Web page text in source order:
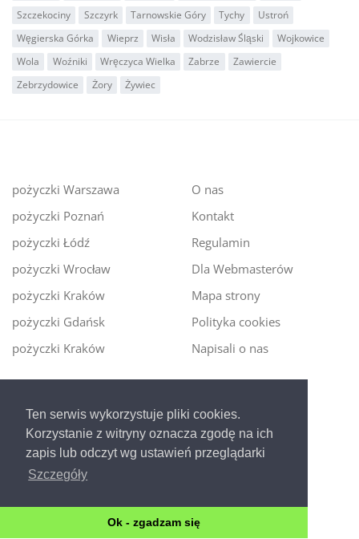
Ten serwis wykorzystuje pliki cookies.
Korzystanie z witryny oznacza zgodę na ich
zapis lub odczyt wg ustawień przeglądarki
Szczegóły
Ok - zgadzam się
Szczekociny
Szczyrk Tarnowskie Góry Tychy
Ustroń
Węgierska Górka
Wieprz Wisła Wodzisław Śląski
Wojkowice
Wola
Woźniki Wręczyca Wielka Zabrze
Zawiercie
Zebrzydowice
Żory Żywiec
pożyczki Warszawa
pożyczki Poznań
pożyczki Łódź
pożyczki Wrocław
pożyczki Kraków
pożyczki Gdańsk
pożyczki Kraków
O nas
Kontakt
Regulamin
Dla Webmasterów
Mapa strony
Polityka cookies
Napisali o nas
Ekspert kredytowy online - nowa era szybkiego i
bezpiecznego pożyczania!